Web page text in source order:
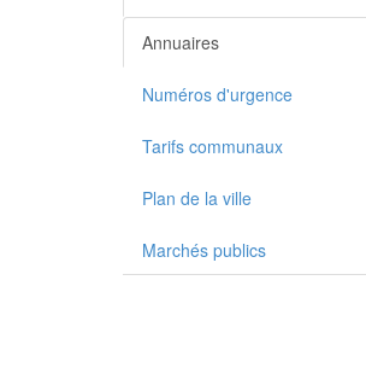
Annuaires
Numéros d'urgence
Tarifs communaux
Plan de la ville
Marchés publics